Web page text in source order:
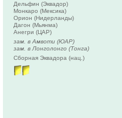
Дельфин (Эквадор)
Монкаро (Мексика)
Орион (Нидерланды)
Дагон (Мьянма)
Анегри (ЦАР)
зам. в Амвоти (ЮАР)
зам. в Лонголонго (Тонга)
Сборная Эквадора (нац.)